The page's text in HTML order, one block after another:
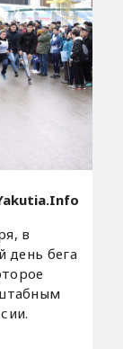
в
день бега